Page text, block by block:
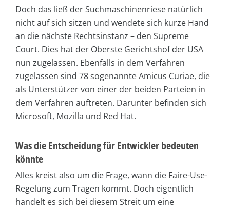
Doch das ließ der Suchmaschinenriese natürlich
nicht auf sich sitzen und wendete sich kurze Hand
an die nächste Rechtsinstanz – den Supreme
Court. Dies hat der Oberste Gerichtshof der USA
nun zugelassen. Ebenfalls in dem Verfahren
zugelassen sind 78 sogenannte Amicus Curiae, die
als Unterstützer von einer der beiden Parteien in
dem Verfahren auftreten. Darunter befinden sich
Microsoft, Mozilla und Red Hat.
Was die Entscheidung für Entwickler bedeuten
könnte
Alles kreist also um die Frage, wann die Faire-Use-
Regelung zum Tragen kommt. Doch eigentlich
handelt es sich bei diesem Streit um eine